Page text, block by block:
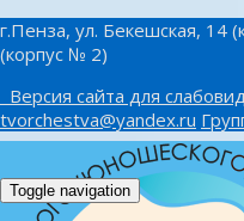
г.Пенза, ул. Бекешская, 14
(корпус № 2)
Версия сайта для
tvorchestva@yandex.ru
Toggle navigation